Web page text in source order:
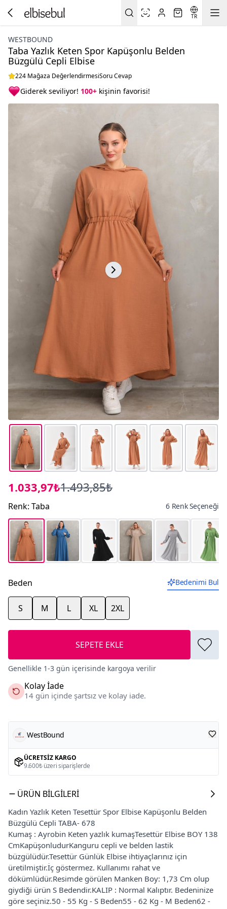
TR
WESTBOUND
Taba Yazlık Keten Spor Kapüşonlu Belden
Büzgülü Cepli Elbise
224 Mağaza DeğerlendirmesiSoru Cevap
Giderek seviliyor! 100+ kişinin favorisi!
1.033,97₺1.493,85₺
Renk: Taba 6 Renk Seçeneği
Beden Bedenimi Bul
S M L XL 2XL
SEPETE EKLE
Genellikle 1-3 gün içerisinde kargoya verilir
Kolay İade
14 gün içinde şartsız ve kolay iade.
WestBound
ÜCRETSIZ KARGO
9.600₺ üzeri siparişlerde
ÜRÜN BILGILERI
Kadın Yazlık Keten Tesettür Spor Elbise Kapüşonlu Belden
Büzgülü Cepli TABA- 678
Kumaş : Ayrobin Keten yazlık kumaşTesettür Elbise BOY 138
CmKapüşonludurKanguru cepli ve belden lastik
büzgülüdür.Tesettür Günlük Elbise ihtiyaçlarınız için
üretilmiştir.İç göstermez. Kullanımı rahat ve
dökümlüdür.Resimde görülen Manken Boy: 1,73 Cm olup
giydiği ürün S Bedendir.KALIP : Normal Kalıptır. Bedeninize
göre seçiniz.50 - 55 Kg - S Beden55 - 62 Kg - M Beden62 -